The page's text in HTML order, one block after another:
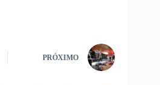
PRÓXIMO